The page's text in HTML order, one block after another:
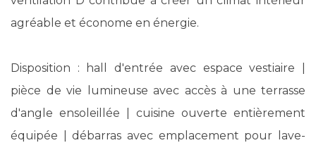
agréable et économe en énergie.
Disposition : hall d'entrée avec espace vestiaire |
pièce de vie lumineuse avec accès à une terrasse
d'angle ensoleillée | cuisine ouverte entièrement
équipée | débarras avec emplacement pour lave-